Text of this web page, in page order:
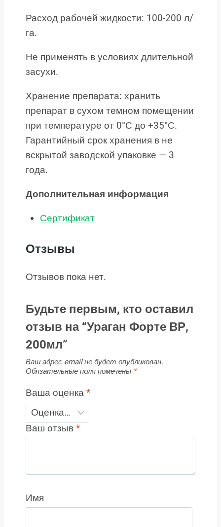
Расход рабочей жидкости: 100-200 л/
га.
Не применять в условиях длительной
засухи.
Хранение препарата: хранить
препарат в сухом темном помещении
при температуре от 0°С до +35°С.
Гарантийный срок хранения в не
вскрытой заводской упаковке — 3
года.
Дополнительная информация
Сертификат
Отзывы
Отзывов пока нет.
Будьте первым, кто оставил
отзыв на “Ураган Форте ВР,
200мл”
Ваш адрес email не будет опубликован.
Обязательные поля помечены *
Ваша оценка *
Ваш отзыв *
Имя